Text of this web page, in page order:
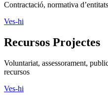
Contractació, normativa
Ves-hi
Recursos Projectes
Voluntariat, assessorament,
recursos
Ves-hi